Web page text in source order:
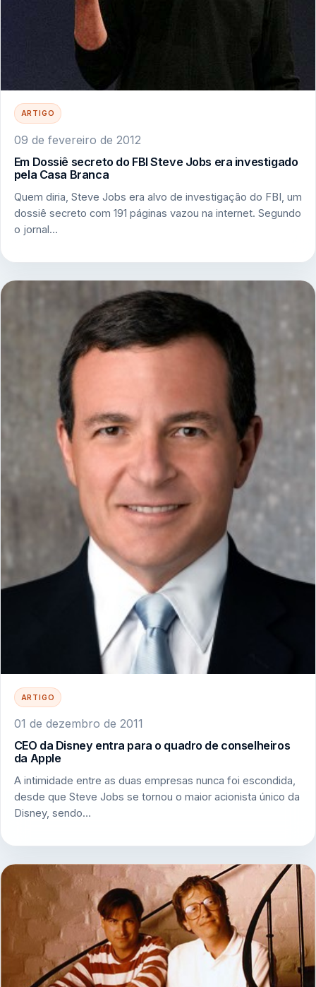
ARTIGO
09 de fevereiro de 2012
Em Dossiê secreto do FBI Steve Jobs era investigado
pela Casa Branca
Quem diria, Steve Jobs era alvo de investigação do FBI, um
dossiê secreto com 191 páginas vazou na internet. Segundo
o jornal…
ARTIGO
01 de dezembro de 2011
CEO da Disney entra para o quadro de conselheiros
da Apple
A intimidade entre as duas empresas nunca foi escondida,
desde que Steve Jobs se tornou o maior acionista único da
Disney, sendo…